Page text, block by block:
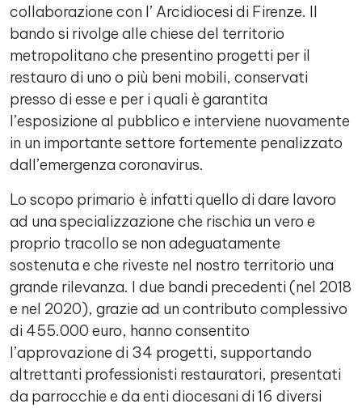
collaborazione con l’ Arcidiocesi di Firenze. Il
bando si rivolge alle chiese del territorio
metropolitano che presentino progetti per il
restauro di uno o più beni mobili, conservati
presso di esse e per i quali è garantita
l’esposizione al pubblico e interviene nuovamente
in un importante settore fortemente penalizzato
dall’emergenza coronavirus.
Lo scopo primario è infatti quello di dare lavoro
ad una specializzazione che rischia un vero e
proprio tracollo se non adeguatamente
sostenuta e che riveste nel nostro territorio una
grande rilevanza. I due bandi precedenti (nel 2018
e nel 2020), grazie ad un contributo complessivo
di 455.000 euro, hanno consentito
l’approvazione di 34 progetti, supportando
altrettanti professionisti restauratori, presentati
da parrocchie e da enti diocesani di 16 diversi